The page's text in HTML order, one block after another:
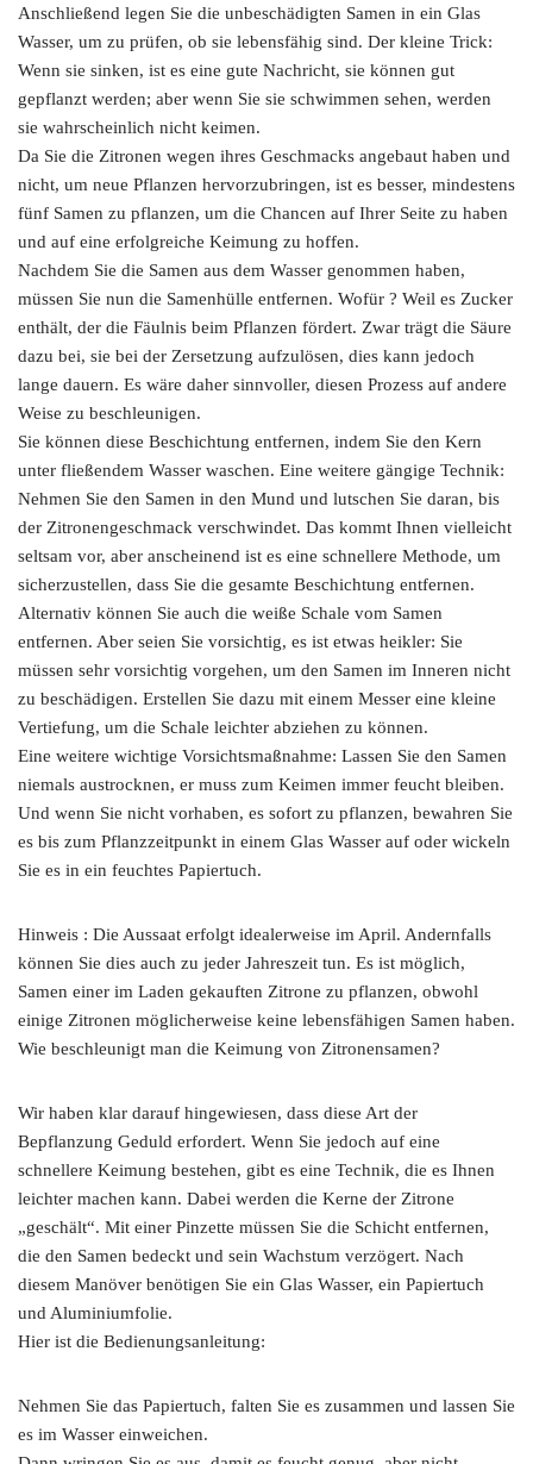
Anschließend legen Sie die unbeschädigten Samen in ein Glas
Wasser, um zu prüfen, ob sie lebensfähig sind. Der kleine Trick:
Wenn sie sinken, ist es eine gute Nachricht, sie können gut
gepflanzt werden; aber wenn Sie sie schwimmen sehen, werden
sie wahrscheinlich nicht keimen.
Da Sie die Zitronen wegen ihres Geschmacks angebaut haben und
nicht, um neue Pflanzen hervorzubringen, ist es besser, mindestens
fünf Samen zu pflanzen, um die Chancen auf Ihrer Seite zu haben
und auf eine erfolgreiche Keimung zu hoffen.
Nachdem Sie die Samen aus dem Wasser genommen haben,
müssen Sie nun die Samenhülle entfernen. Wofür ? Weil es Zucker
enthält, der die Fäulnis beim Pflanzen fördert. Zwar trägt die Säure
dazu bei, sie bei der Zersetzung aufzulösen, dies kann jedoch
lange dauern. Es wäre daher sinnvoller, diesen Prozess auf andere
Weise zu beschleunigen.
Sie können diese Beschichtung entfernen, indem Sie den Kern
unter fließendem Wasser waschen. Eine weitere gängige Technik:
Nehmen Sie den Samen in den Mund und lutschen Sie daran, bis
der Zitronengeschmack verschwindet. Das kommt Ihnen vielleicht
seltsam vor, aber anscheinend ist es eine schnellere Methode, um
sicherzustellen, dass Sie die gesamte Beschichtung entfernen.
Alternativ können Sie auch die weiße Schale vom Samen
entfernen. Aber seien Sie vorsichtig, es ist etwas heikler: Sie
müssen sehr vorsichtig vorgehen, um den Samen im Inneren nicht
zu beschädigen. Erstellen Sie dazu mit einem Messer eine kleine
Vertiefung, um die Schale leichter abziehen zu können.
Eine weitere wichtige Vorsichtsmaßnahme: Lassen Sie den Samen
niemals austrocknen, er muss zum Keimen immer feucht bleiben.
Und wenn Sie nicht vorhaben, es sofort zu pflanzen, bewahren Sie
es bis zum Pflanzzeitpunkt in einem Glas Wasser auf oder wickeln
Sie es in ein feuchtes Papiertuch.
Hinweis : Die Aussaat erfolgt idealerweise im April. Andernfalls
können Sie dies auch zu jeder Jahreszeit tun. Es ist möglich,
Samen einer im Laden gekauften Zitrone zu pflanzen, obwohl
einige Zitronen möglicherweise keine lebensfähigen Samen haben.
Wie beschleunigt man die Keimung von Zitronensamen?
Wir haben klar darauf hingewiesen, dass diese Art der
Bepflanzung Geduld erfordert. Wenn Sie jedoch auf eine
schnellere Keimung bestehen, gibt es eine Technik, die es Ihnen
leichter machen kann. Dabei werden die Kerne der Zitrone
„geschält“. Mit einer Pinzette müssen Sie die Schicht entfernen,
die den Samen bedeckt und sein Wachstum verzögert. Nach
diesem Manöver benötigen Sie ein Glas Wasser, ein Papiertuch
und Aluminiumfolie.
Hier ist die Bedienungsanleitung:
Nehmen Sie das Papiertuch, falten Sie es zusammen und lassen Sie
es im Wasser einweichen.